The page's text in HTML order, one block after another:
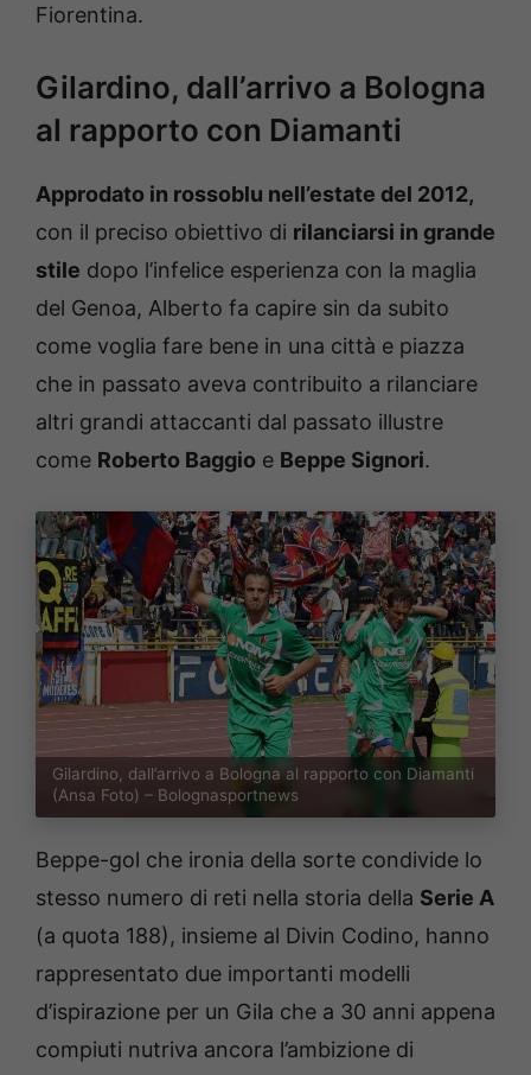
Fiorentina.
Gilardino, dall’arrivo a Bologna
al rapporto con Diamanti
Approdato in rossoblu nell’estate del 2012,
con il preciso obiettivo di rilanciarsi in grande
stile dopo l’infelice esperienza con la maglia
del Genoa, Alberto fa capire sin da subito
come voglia fare bene in una città e piazza
che in passato aveva contribuito a rilanciare
altri grandi attaccanti dal passato illustre
come Roberto Baggio e Beppe Signori.
Gilardino, dall’arrivo a Bologna al rapporto con Diamanti
(Ansa Foto) – Bolognasportnews
Beppe-gol che ironia della sorte condivide lo
stesso numero di reti nella storia della Serie A
(a quota 188), insieme al Divin Codino, hanno
rappresentato due importanti modelli
d’ispirazione per un Gila che a 30 anni appena
compiuti nutriva ancora l’ambizione di